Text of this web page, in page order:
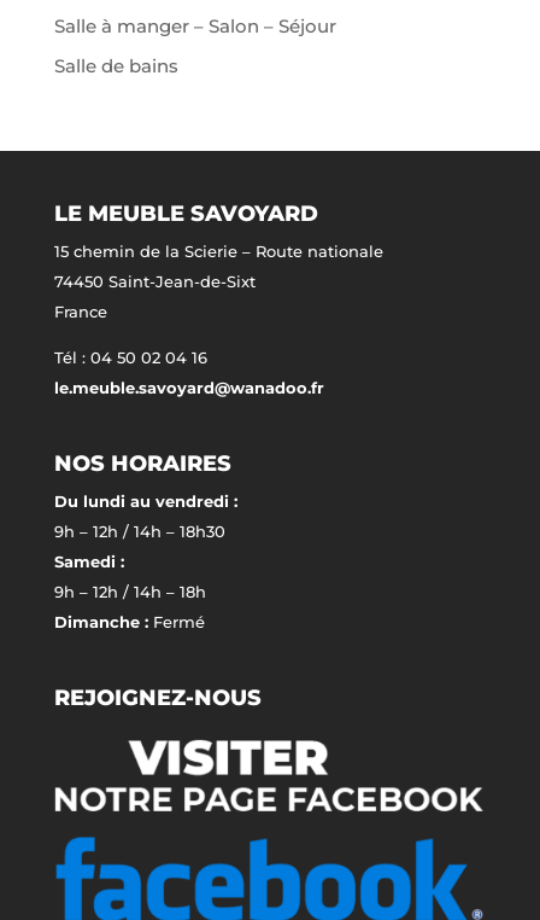
Salle à manger – Salon – Séjour
Salle de bains
LE MEUBLE SAVOYARD
15 chemin de la Scierie – Route nationale
74450 Saint-Jean-de-Sixt
France
Tél : 04 50 02 04 16
le.meuble.savoyard@wanadoo.fr
NOS HORAIRES
Du lundi au vendredi :
9h – 12h / 14h – 18h30
Samedi :
9h – 12h / 14h – 18h
Dimanche :Fermé
REJOIGNEZ-NOUS